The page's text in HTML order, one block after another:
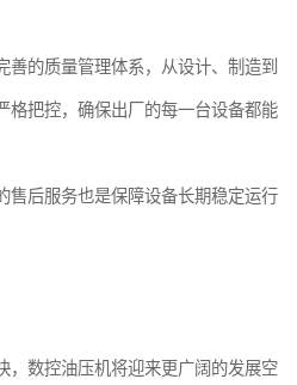
善的质量管理体系，从设计、制造到
格把控，确保出厂的每一台设备都能
售后服务也是保障设备长期稳定运行
，数控油压机将迎来更广阔的发展空